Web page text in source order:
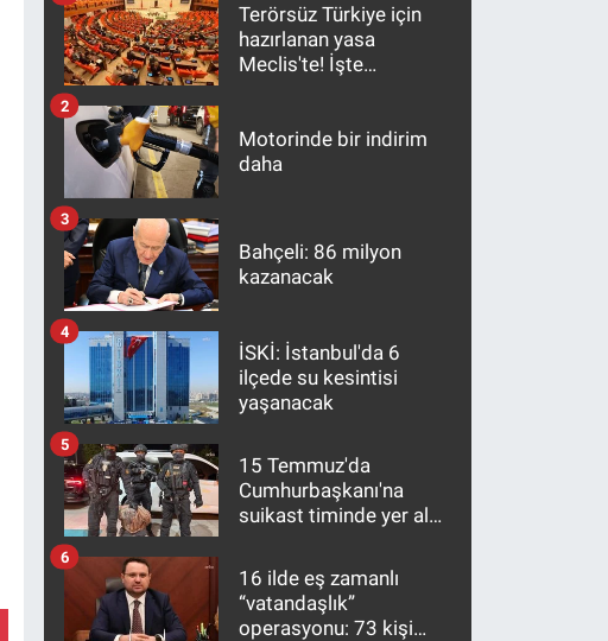
Terörsüz Türkiye için
hazırlanan yasa
Meclis'te! İşte
Motorinde bir indirim
daha
2
Bahçeli: 86 milyon
kazanacak
3
İSKİ: İstanbul'da 6
ilçede su kesintisi
yaşanacak
4
15 Temmuz'da
Cumhurbaşkanı'na
suikast timinde yer alan
10 yıl sonra yakalandı
5
16 ilde eş zamanlı
“vatandaşlık”
operasyonu: 73 kişi
6